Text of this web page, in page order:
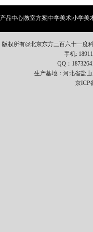
产品中心|教室方案 中学美术|小学美
版权所有@北京东方三百六十一度
手机:
QQ：
生产基地：河北省盐
京ICP